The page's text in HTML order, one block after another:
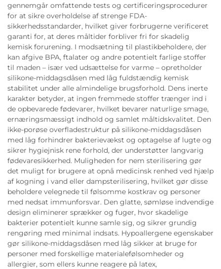
gennemgår omfattende tests og certificeringsprocedurer
for at sikre overholdelse af strenge FDA-
sikkerhedsstandarder, hvilket giver forbrugerne verificeret
garanti for, at deres måltider forbliver fri for skadelig
kemisk forurening. I modsætning til plastikbeholdere, der
kan afgive BPA, ftalater og andre potentielt farlige stoffer
til maden – især ved udsættelse for varme – opretholder
silikone-middagsdåsen med låg fuldstændig kemisk
stabilitet under alle almindelige brugsforhold. Dens inerte
karakter betyder, at ingen fremmede stoffer trænger ind i
de opbevarede fødevarer, hvilket bevarer naturlige smage,
ernæringsmæssigt indhold og samlet måltidskvalitet. Den
ikke-porøse overfladestruktur på silikone-middagsdåsen
med låg forhindrer bakterievækst og optagelse af lugte og
sikrer hygiejnisk rene forhold, der understøtter langvarig
fødevaresikkerhed. Muligheden for nem sterilisering gør
det muligt for brugere at opnå medicinsk renhed ved hjælp
af kogning i vand eller dampsterilisering, hvilket gør disse
beholdere velegnede til følsomme kostkrav og personer
med nedsat immunforsvar. Den glatte, sømløse indvendige
design eliminerer sprækker og fuger, hvor skadelige
bakterier potentielt kunne samle sig, og sikrer grundig
rengøring med minimal indsats. Hypoallergene egenskaber
gør silikone-middagsdåsen med låg sikker at bruge for
personer med forskellige materialefølsomheder og
allergier, som ellers kunne reagere på latex,